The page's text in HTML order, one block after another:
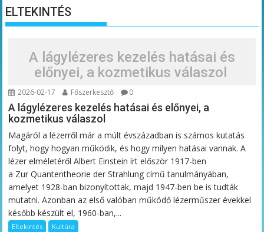
ELTEKINTÉS
A lágylézeres kezelés hatásai és
előnyei, a kozmetikus válaszol
2026-02-17 Főszerkesztő 0
A lágylézeres kezelés hatásai és előnyei, a
kozmetikus válaszol
Magáról a lézerről már a múlt évszázadban is számos kutatás
folyt, hogy hogyan működik, és hogy milyen hatásai vannak. A
lézer elméletéről Albert Einstein írt először 1917-ben
a Zur Quantentheorie der Strahlung című tanulmányában,
amelyet 1928-ban bizonyítottak, majd 1947-ben be is tudták
mutatni. Azonban az első valóban működő lézerműszer évekkel
később készült el, 1960-ban,...
Eltekintés Kultúra